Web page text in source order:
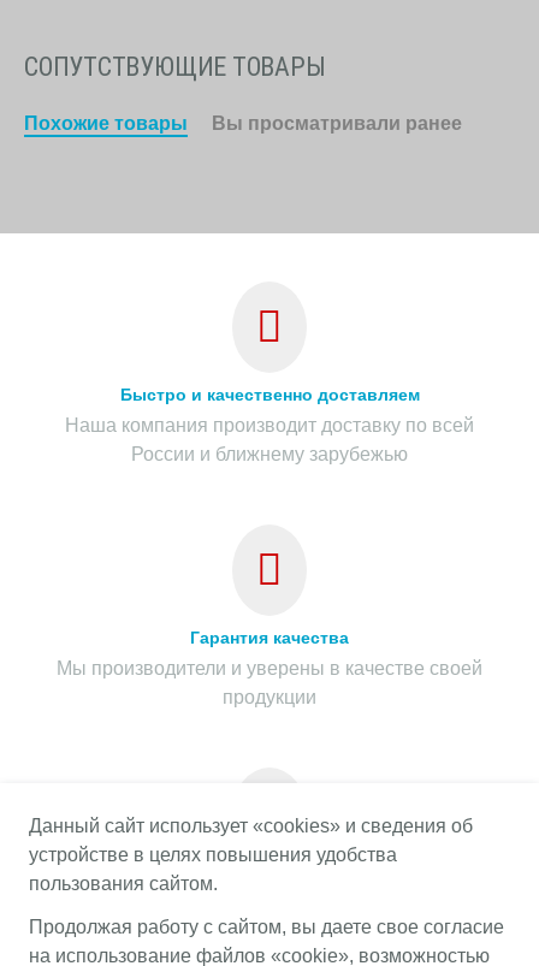
СОПУТСТВУЮЩИЕ ТОВАРЫ
Похожие товары Вы просматривали ранее
Быстро и качественно доставляем
Наша компания производит доставку по всей
России и ближнему зарубежью
Гарантия качества
Мы производители и уверены в качестве своей
продукции
Гарантия на весь срок службы
продукции при соблюдении правил эксплуатации
Данный сайт использует «cookies» и сведения об
устройстве в целях повышения удобства
пользования сайтом.
Продолжая работу с сайтом, вы даете свое согласие
на использование файлов «cookie», возможностью